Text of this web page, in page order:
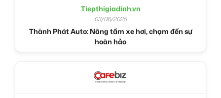
Tiepthigiadinh.vn
03/06/2025
Thành Phát Auto: Nâng tầm xe hơi, chạm đến sự
hoàn hảo